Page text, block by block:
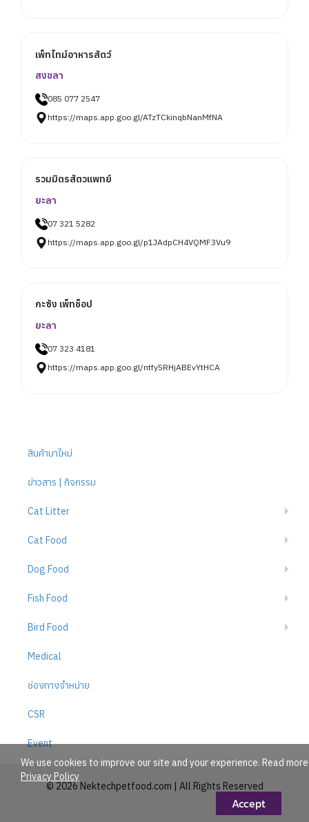
เพ็ทไทม์อาหารสัตว์
สงขลา
085 077 2547
https://maps.app.goo.gl/ATzTCkinqbNanMfNA
รวมมิตรสัตวแพทย์
ยะลา
07 321 5282
https://maps.app.goo.gl/p1JAdpCH4VQMF3Vu9
กะซ้ง เพ็ทช็อป
ยะลา
07 323 4181
https://maps.app.goo.gl/ntfy5RHjABEvYtHCA
สินค้ามาใหม่
ข่าวสาร | กิจกรรม
Cat Litter
Cat Food
Dog Food
Fish Food
Bird Food
Medical
ช่องทางจำหน่าย
CSR
Event
© 2026 Nektechpetfood.com | All Rights Reserved
We use cookies to improve our site and your experience. Read more
Privacy Policy
Accept